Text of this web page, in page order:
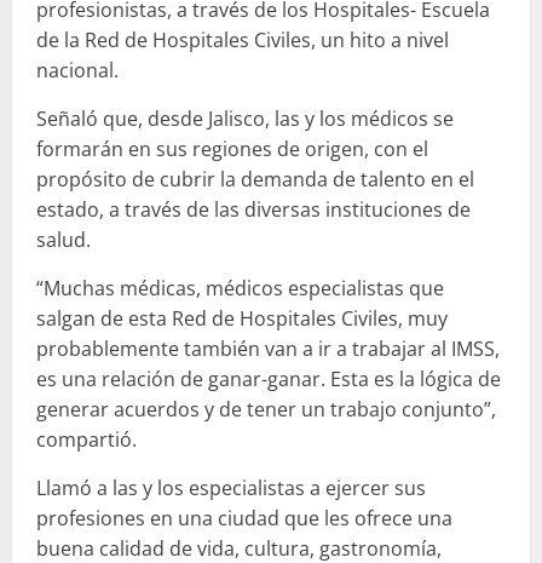
profesionistas, a través de los Hospitales- Escuela
de la Red de Hospitales Civiles, un hito a nivel
nacional.
Señaló que, desde Jalisco, las y los médicos se
formarán en sus regiones de origen, con el
propósito de cubrir la demanda de talento en el
estado, a través de las diversas instituciones de
salud.
“Muchas médicas, médicos especialistas que
salgan de esta Red de Hospitales Civiles, muy
probablemente también van a ir a trabajar al IMSS,
es una relación de ganar-ganar. Esta es la lógica de
generar acuerdos y de tener un trabajo conjunto”,
compartió.
Llamó a las y los especialistas a ejercer sus
profesiones en una ciudad que les ofrece una
buena calidad de vida, cultura, gastronomía,